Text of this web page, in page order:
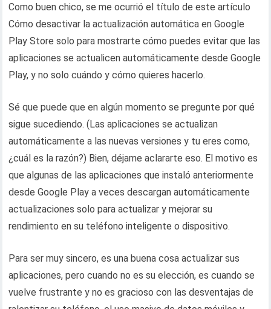
Como buen chico, se me ocurrió el título de este artículo
Cómo desactivar la actualización automática en Google
Play Store solo para mostrarte cómo puedes evitar que las
aplicaciones se actualicen automáticamente desde Google
Play, y no solo cuándo y cómo quieres hacerlo.
Sé que puede que en algún momento se pregunte por qué
sigue sucediendo. (Las aplicaciones se actualizan
automáticamente a las nuevas versiones y tu eres como,
¿cuál es la razón?) Bien, déjame aclararte eso. El motivo es
que algunas de las aplicaciones que instaló anteriormente
desde Google Play a veces descargan automáticamente
actualizaciones solo para actualizar y mejorar su
rendimiento en su teléfono inteligente o dispositivo.
Para ser muy sincero, es una buena cosa actualizar sus
aplicaciones, pero cuando no es su elección, es cuando se
vuelve frustrante y no es gracioso con las desventajas de